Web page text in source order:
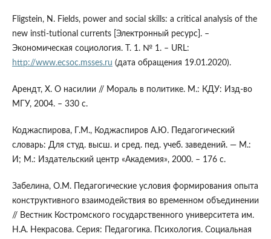
Fligstein, N. Fields, power and social skills: a critical analysis of the
new insti-tutional currents [Электронный ресурс]. –
Экономическая социология. Т. 1. № 1. – URL:
http://www.ecsoc.msses.ru (дата обращения 19.01.2020).
Арендт, Х. О насилии // Мораль в политике. М.: КДУ: Изд-во
МГУ, 2004. – 330 c.
Коджаспирова, Г.М., Коджаспиров А.Ю. Педагогический
словарь: Для студ. высш. и сред. пед. учеб. заведений. — М.:
И; М.: Издательский центр «Академия», 2000. – 176 с.
Забелина, О.М. Педагогические условия формирования опыта
конструктивного взаимодействия во временном объединении
// Вестник Костромского государственного университета им.
Н.А. Некрасова. Серия: Педагогика. Психология. Социальная